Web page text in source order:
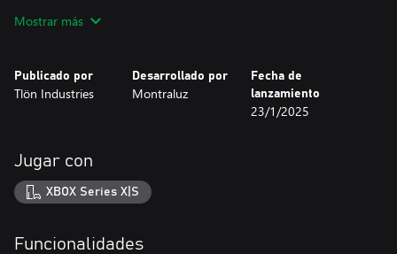
Construido en Unreal Engine 5, cada detalle ha sido
DREAMPOOLS
Sumérgete en la inquietante quietud de Dreampools, un
centelleantes. Sin un camino definido, eres libre de vagar por sus
profundidades, resolviendo acertijos inspirados en las icónicas
habitaciones de piscinas de internet.
Bajo la calma idílica de Eternal Suburbia yace una verdad
Mostrar más
Publicado por
Tlön Industries
Desarrollado por
Montraluz
Fecha de
lanzamiento
23/1/2025
Jugar con
XBOX Series X|S
Funcionalidades